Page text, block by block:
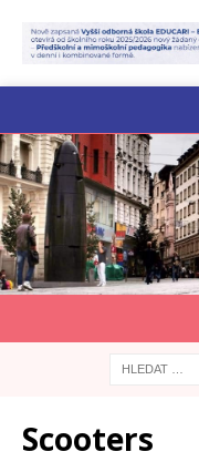
Scooters